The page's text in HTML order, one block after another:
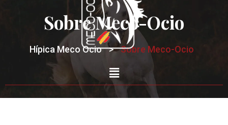
Sobre Meco-Ocio
Hípica Meco Ocio > Sobre Meco-Ocio